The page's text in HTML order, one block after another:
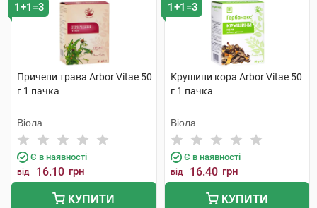
1+1=3
Причепи трава Arbor Vitae 50
г 1 пачка
Віола
Є в наявності
від 16.10 грн
КУПИТИ
1+1=3
Крушини кора Arbor Vitae 50
г 1 пачка
Віола
Є в наявності
від 16.40 грн
КУПИТИ